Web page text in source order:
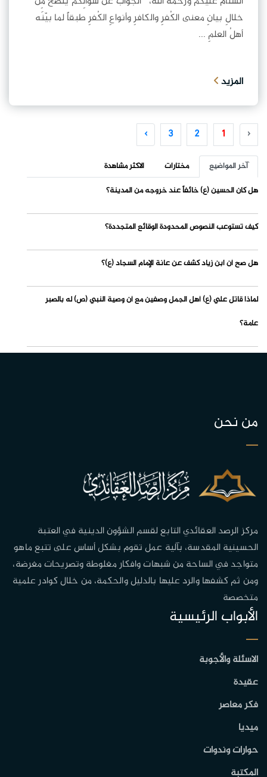
خلالِ بيانِ معنى الكُفرِ والكافرِ وأنواعِ الكُفرِ طبقاً لما بيّنَه
أهلُ العلمِ ...
المزيد
‹
1
2
3
›
آخر المواضيع مختارات
الاكثر مشاهدة
هل كان الحسين (ع) خائفاً عند خروجه من المدينة؟
كيف تستوعب النصوص المحدودة الوقائع المتجددة؟
هل صح أن ابن زياد كشف عن عانة الإمام السجاد (ع)؟
لماذا قاتل علي (ع) أهل الجمل وصفين مع أن وصية النبي (ص) له بالصبر
عامة؟
من نحن
مركز الرصد العقائدي التابع لقسم الشؤون الدينية في العتبة
الحسينية المقدسة، بآلية عمل تقوم بشكل أساس على تتبع ماهو
متواجد في الساحة من شبهات وافكار مغلوطة وتصريحات مغرضة،
ومن ثم كشفها والرد عليها بالدليل والحكمة، من خلال كوادر علمية
متخصصة
الأبواب الرئيسية
الاسئلة والأجوبة
عقيدة
فكر معاصر
ميديا
حوارات وندوات
المكتبة